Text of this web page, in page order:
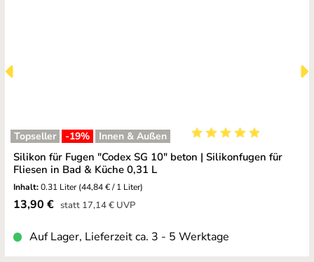
Topseller -19% Innen & Außen
Durchschnittliche
Silikon für Fugen "Codex SG 10" beton | Silikonfugen für
Fliesen in Bad & Küche 0,31 L
Inhalt:0.31 Liter(44,84 € / 1 Liter)
Verkaufspreis:
13,90 € statt Regulärer Preis:
17,14 €UVP
Auf Lager, Lieferzeit ca. 3 - 5 Werktage